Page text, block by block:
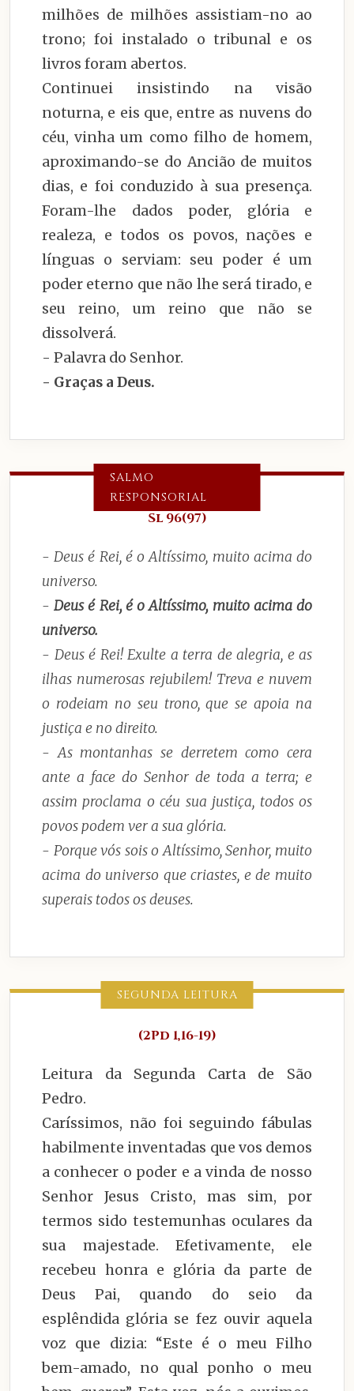
milhões de milhões assistiam-no ao
trono; foi instalado o tribunal e os
livros foram abertos.
Continuei insistindo na visão
noturna, e eis que, entre as nuvens do
céu, vinha um como filho de homem,
aproximando-se do Ancião de muitos
dias, e foi conduzido à sua presença.
Foram-lhe dados poder, glória e
realeza, e todos os povos, nações e
línguas o serviam: seu poder é um
poder eterno que não lhe será tirado, e
seu reino, um reino que não se
dissolverá.
- Palavra do Senhor.
- Graças a Deus.
SALMO
RESPONSORIAL
Sl 96(97)
- Deus é Rei, é o Altíssimo, muito acima do
universo.
-Deus é Rei, é o Altíssimo, muito acima do
universo.
- Deus é Rei! Exulte a terra de alegria, e as
ilhas numerosas rejubilem! Treva e nuvem
o rodeiam no seu trono, que se apoia na
justiça e no direito.
- As montanhas se derretem como cera
ante a face do Senhor de toda a terra; e
assim proclama o céu sua justiça, todos os
povos podem ver a sua glória.
- Porque vós sois o Altíssimo, Senhor, muito
acima do universo que criastes, e de muito
superais todos os deuses.
SEGUNDA LEITURA
(2Pd 1,16-19)
Leitura da Segunda Carta de São
Pedro.
Caríssimos, não foi seguindo fábulas
habilmente inventadas que vos demos
a conhecer o poder e a vinda de nosso
Senhor Jesus Cristo, mas sim, por
termos sido testemunhas oculares da
sua majestade. Efetivamente, ele
recebeu honra e glória da parte de
Deus Pai, quando do seio da
esplêndida glória se fez ouvir aquela
voz que dizia: “Este é o meu Filho
bem-amado, no qual ponho o meu